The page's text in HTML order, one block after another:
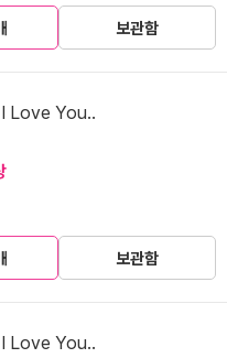
보관함
Love You..
보관함
Love You..